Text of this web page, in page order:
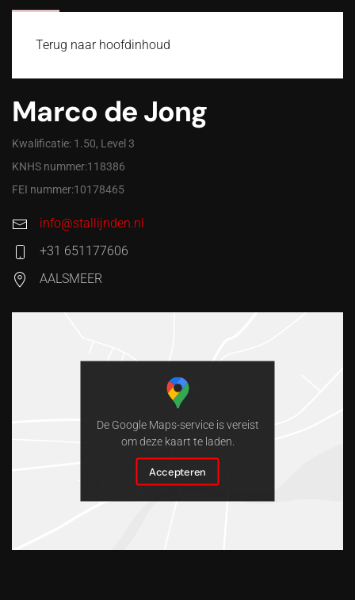
Terug naar hoofdinhoud
Marco de Jong
Kwalificatie: 1.50, Level 3
KNHS nummer:118386
FEI nummer:10178465
info@stallijnden.nl
+31 651177606
AALSMEER
De Google Maps-service is vereist
om deze kaart te laden.
Accepteren